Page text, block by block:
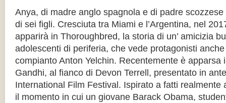
Anya, di madre anglo spagnola e di padre scozzese
di sei figli. Cresciuta tra Miami e l’Argentina, nel
apparirà in Thoroughbred, la storia di un’ amicizia
adolescenti di periferia, che vede protagonisti
compianto Anton Yelchin. Recentemente è apparsa
Gandhi, al fianco di Devon Terrell, presentato in
International Film Festival. Ispirato a fatti realmente
il momento in cui un giovane Barack Obama,